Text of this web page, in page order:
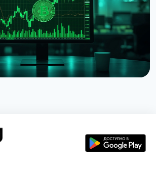
чтения
чтения